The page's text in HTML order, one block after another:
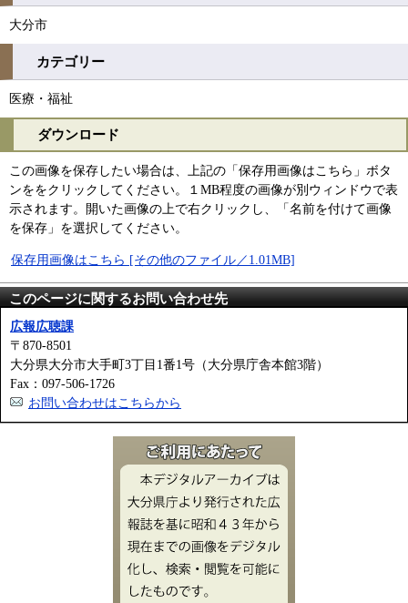
大分市
カテゴリー
医療・福祉
ダウンロード
この画像を保存したい場合は、上記の「保存用画像はこちら」ボタ
ンををクリックしてください。１MB程度の画像が別ウィンドウで表
示されます。開いた画像の上で右クリックし、「名前を付けて画像
を保存」を選択してください。
保存用画像はこちら [その他のファイル／1.01MB]
このページに関するお問い合わせ先
広報広聴課
〒870-8501
大分県大分市大手町3丁目1番1号（大分県庁舎本館3階）
Fax：097-506-1726
お問い合わせはこちらから